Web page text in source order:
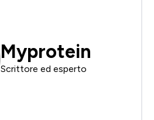
Myprotein
Scrittore ed esperto